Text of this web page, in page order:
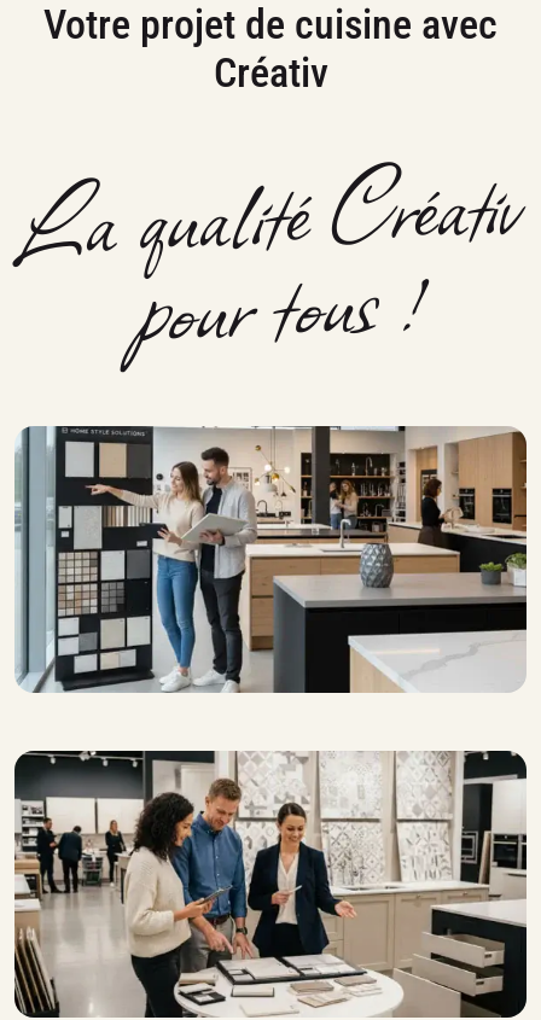
Votre projet de cuisine avec
Créativ
La qualité Créativ
pour tous !